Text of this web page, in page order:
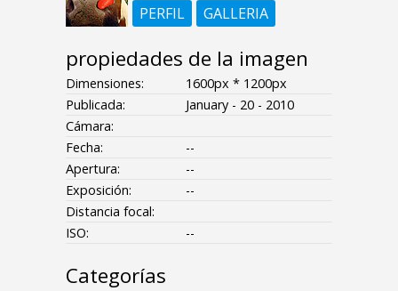
PERFIL
GALLERIA
propiedades de la imagen
Dimensiones:
1600px * 1200px
Publicada:
January - 20 - 2010
Cámara:
Fecha:
--
Apertura:
--
Exposición:
--
Distancia focal:
ISO:
--
Categorías